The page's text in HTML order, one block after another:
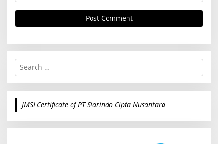
S
r
c
o
JMSI Certificate of PT Siarindo Cipta Nusantara